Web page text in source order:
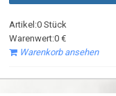
Artikel:0 Stück
Warenwert:0 €
Warenkorb ansehen